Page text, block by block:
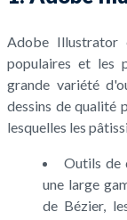
Adobe Illustrator
populaires et les
grande variété
dessins de qualité
lesquelles les
Outils de
une large
de Bézier,